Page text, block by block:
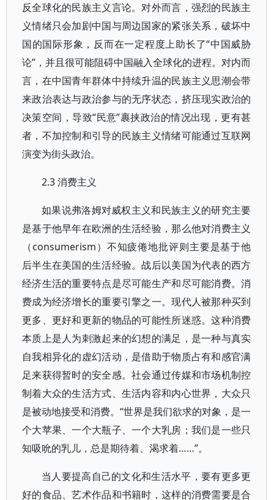
反全球化的民族主义言论。对外而言，强烈的民族主
义情绪只会加剧中国与周边国家的紧张关系，破坏中
国的国际形象，反而在一定程度上助长了“中国威胁
论”，并且很可能阻碍中国融入全球化的进程。对内而
言，在中国青年群体中持续升温的民族主义思潮会带
来政治表达与政治参与的无序状态，挤压现实政治的
决策空间，导致“民意”裹挟政治的情况出现，更有甚
者，不加控制和引导的民族主义情绪可能通过互联网
演变为街头政治。
2.3 消费主义
如果说弗洛姆对威权主义和民族主义的研究主要
是基于他早年在欧洲的生活经验，那么他对消费主义
（consumerism）不知疲倦地批评则主要是基于他
后半生在美国的生活经验。战后以美国为代表的西方
经济生活的重要特点是尽可能生产和尽可能消费。消
费成为经济增长的重要引擎之一。现代人被那种买到
更多、更好和更新的物品的可能性所迷惑。这种消费
本质上是人为刺激起来的幻想的满足，是一种与真实
自我相异化的虚幻活动，是借助于物质占有和感官满
足来获得暂时的安全感。社会通过传媒和市场机制控
制着大众的生活方式、生活内容和内心世界，大众只
是被动地接受和消费。“世界是我们欲求的对象，是一
个大苹果、一个大瓶子、一个大乳房；我们是一些只
知吸吮的乳儿，总是期待着、渴求着……”。
当人要提高自己的文化和生活水平，要有更多更
好的食品、艺术作品和书籍时，这样的消费需要是合